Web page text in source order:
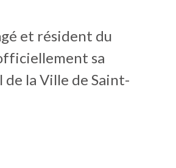
et résident du
sa
la Ville de Saint-